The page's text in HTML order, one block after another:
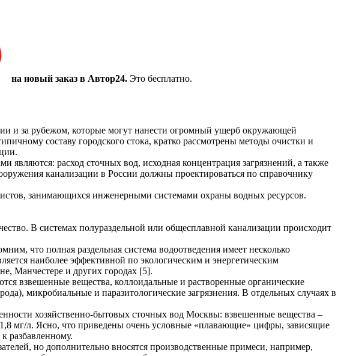
на новый заказ в Автор24. Это бесплатно.
и за рубежом, которые могут нанести огромный ущерб окружающей
составу городского стока, кратко рассмотрены методы очистки и
являются: расход сточных вод, исходная концентрация загрязнений, а также
канализации в России должны проектироваться по справочнику
занимающихся инженерными системами охраны водных ресурсов.
В системах полураздельной или общесплавной канализации происходит
что полная раздельная система водоотведения имеет несколько
наиболее эффективной по экологическим и энергетическим
Манчестере и других городах [5].
взвешенные вещества, коллоидальные и растворенные органические
микробиальные и паразитологические загрязнения. В отдельных случаях в
хозяйственно-бытовых сточных вод Москвы: взвешенные вещества –
мг/л. Ясно, что приведены очень условные «плавающие» цифры, зависящие
разбавленному.
но дополнительно вносятся производственные примеси, например,